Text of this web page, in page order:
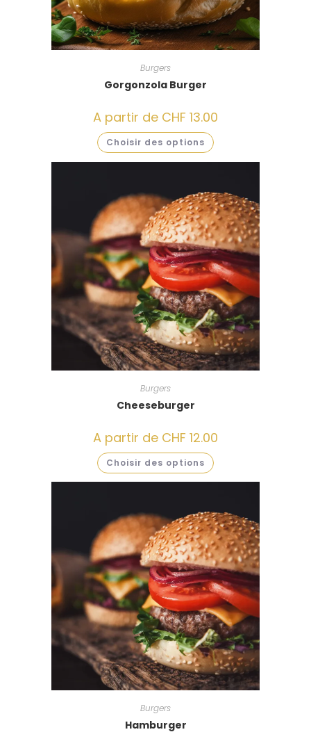
Burgers
Gorgonzola Burger
A partir de CHF 13.00
Choisir des options
Burgers
Cheeseburger
A partir de CHF 12.00
Choisir des options
Burgers
Hamburger